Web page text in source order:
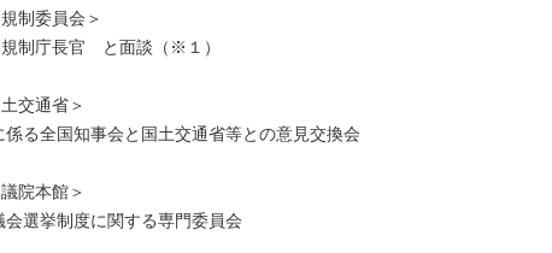
制委員会＞
庁長官 と面談（※１）
交通省＞
る全国知事会と国土交通省等との意見交換会
院本館＞
選挙制度に関する専門委員会